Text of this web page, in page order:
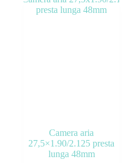
OUTLET
Camera aria
27,5×1.90/2.125 presta
lunga 48mm